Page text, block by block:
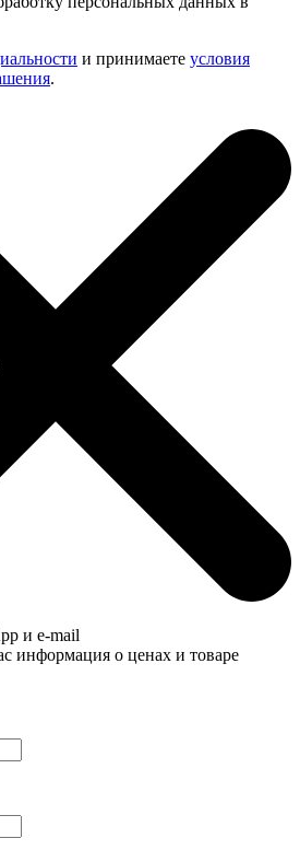
и принимаете условия
.
и e-mail
информация о ценах и товаре